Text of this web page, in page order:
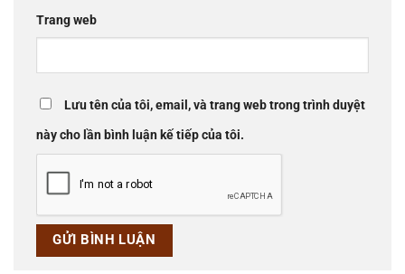
Trang web
Lưu tên của tôi, email, và trang web trong trình duyệt
này cho lần bình luận kế tiếp của tôi.